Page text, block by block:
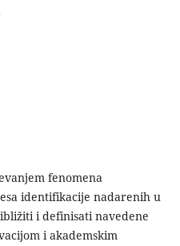
fenomena
identifikacije nadarenih u
i definisati navedene
i akademskim